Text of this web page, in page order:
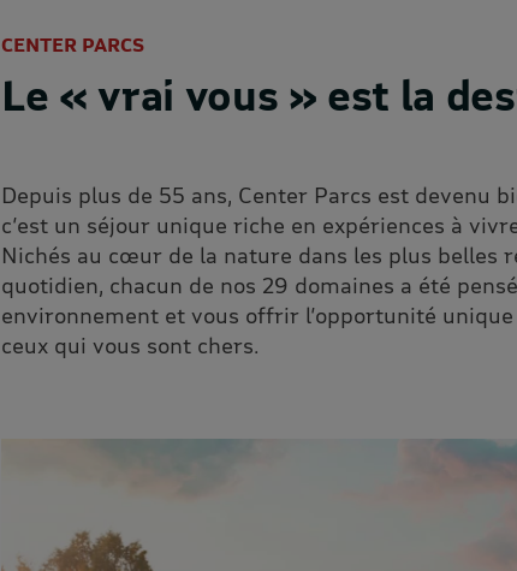
CENTER PARCS
Le « vrai vous » est la
Depuis plus de 55 ans, Center Parcs est devenu
c’est un séjour unique riche en expériences à
Nichés au cœur de la nature dans les plus belles
quotidien, chacun de nos 29 domaines a été
environnement et vous offrir l’opportunité
ceux qui vous sont chers.